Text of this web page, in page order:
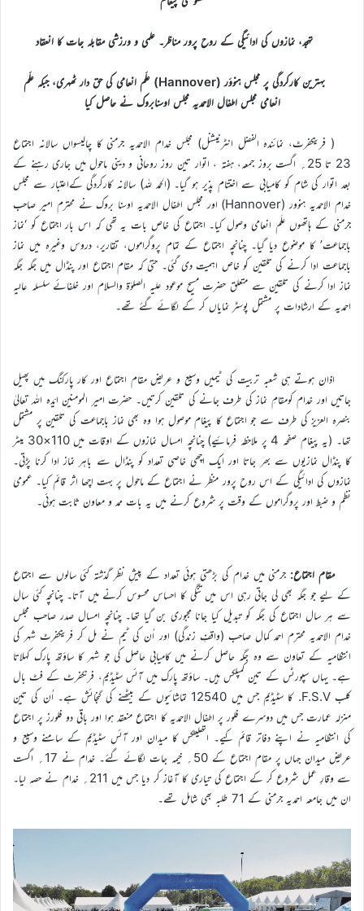
تہجد، نمازوں کی ادائیگی کے روح پرور مناظر۔ علمی و ورزشی مقابلہ جات کا انعقاد
بہترین کارکردگی پر مجلس ہنووَر (Hannover) علَم انعامی کی حق دار ٹھہری، جبکہ علَم
انعامی مجلس اطفال الاحمدیہ مجلس اوسنابروک نے حاصل کیا
( فرینکفرٹ، نمائندہ الفضل انٹرنیشنل) مجلس خدام الاحمدیہ جرمنی کا چالیسواں سالانہ اجتماع
23 تا 25؍ اگست بروز جمعہ، ہفتہ ، اتوار تین روز روحانی و دینی ماحول میں جاری رہنے کے
بعد اتوار کی شام کو کامیابی سے اختتام پذیر ہو گیا۔ (الحمد للہ) سالانہ کارکردگی کےاعتبار سے مجلس
خدام الاحمدیہ ہنوور (Hannover) اور مجلس اطفال الاحمدیہ اوسنا بروک نے محترم امیر صاحب
جرمنی کے ہاتھوں علَم انعامی وصول کیا۔ اجتماع کی خاص بات یہ تھی کہ اس بار اجتماع کو ‘نماز
باجماعت’ کا موضوع دیا گیا۔ چنانچہ اجتماع کے تمام پروگراموں، تقاریر، دروس وغیرہ میں نماز
باجماعت ادا کرنے کی تلقین کو خاص اہمیت دی گئی۔ حتیٰ کہ مقام اجتماع اور پنڈال میں جگہ جگہ
نماز ادا کرنے کی تلقین سے متعلق حضرت مسیح موعود علیہ الصلوٰۃ والسلام اور خلفائے سلسلہ عالیہ
احمدیہ کے ارشادات پر مشتمل پوسٹر نمایاں کر کے لگائے گئے تھے۔
اذان ہوتے ہی شعبہ تربیت کی ٹیمیں وسیع و عریض مقام اجتماع اور کار پارکنگ میں پھیل
جاتیں اور خدام کومقامِ نماز کی طرف جانے کی تلقین کرتیں۔ حضرت امیر المومنین ایّدہ اللہ تعالیٰ
بنصرہ العزیز کی طرف سے جو اجتماع کا پیغام موصول ہوا وہ بھی نماز باجماعت کی تلقین پر مشتمل
تھا۔ (یہ پیغام صفحہ 4 پر ملاحظہ فرمائیے) چنانچہ امسال نمازوں کے اوقات میں 110×30 میٹر
کا پنڈال نمازیوں سے بھر جاتا اور ایک اچھی خاصی تعداد کو پنڈال سے باہر نماز ادا کرنا پڑتی۔
نمازوں کی ادائیگی کے اس روح پرور منظر نے اجتماع کے ماحول پر بہت اچھا اثر قائم کیا۔ عمومی
نظم و ضبط اور پروگراموں کے وقت پر شروع کرنے میں یہ بات ممد و معاون ثابت ہوئی۔
مقام اجتماع: جرمنی میں خدام کی بڑھتی ہوئی تعداد کے پیشِ نظر گذشتہ کئی سالوں سے اجتماع
کے لیے جو جگہ بھی لی جاتی رہی اس میں تنگی کا احساس محسوس کرنے میں آتا۔ چنانچہ کئی سال
سے ہر سال اجتماع کی جگہ کو تبدیل کیا جانا مجبوری بن گیا تھا۔ چنانچہ امسال صدر صاحب مجلس
خدام الاحمدیہ محترم احمد کمال صاحب (واقفِ زندگی) اور اُن کی ٹیم نے مل کر فرینکفرٹ شہر کی
انتظامیہ کے تعاون سے وہ جگہ حاصل کرنے میں کامیابی حاصل کی جو شہر کا ساؤتھ پارک کہلاتا
ہے۔ یہاں سپورٹس کے تین کمپلکس ہیں۔ ساؤتھ پارک میں آئس سٹیڈیم، فرنکفرٹ کے فٹ بال
کلب F.S.V. کا سٹیڈیم جس میں 12540 تماشائیوں کے بیٹھنے کی گنجائش ہے۔ اُن کی تین
منزلہ عمارت جس میں دوسرے فلور پر اطفال الاحمدیہ کا اجتماع منعقد ہوا اور باقی دو فلورز پر اجتماع
کی انتظامیہ نے اپنے دفاتر قائم کیے۔ اتھلیٹکس کا میدان اور آئس سٹیڈیم کے سامنے وسیع و
عریض میدان جہاں پر مقام اجتماع کے 50؍ خیمہ جات لگائے گئے۔ خدام نے 17؍ اگست
سے وقارِ عمل شروع کر کے اجتماع کی تیاری کا آغاز کر دیا جس میں 211؍ خدام نے حصہ لیا۔
ان میں جامعہ احمدیہ جرمنی کے 71 طلبہ بھی شامل تھے۔